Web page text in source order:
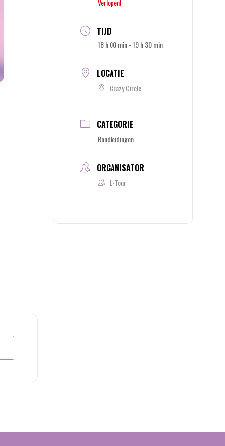
Verlopen!
TIJD
18 h 00 min - 19 h 30 min
LOCATIE
Crazy Circle
CATEGORIE
Rondleidingen
ORGANISATOR
L-Tour